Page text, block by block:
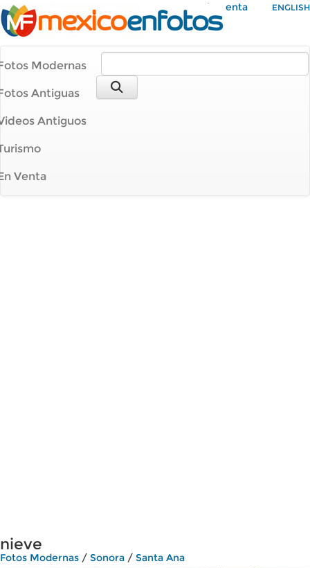
Mi Cuenta ENGLISH
Modernas
Antiguas
Antiguos
Venta
nieve
Fotos Modernas / Sonora / Santa Ana